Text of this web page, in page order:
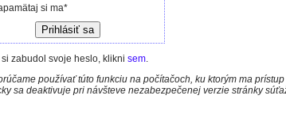
si ma*
si zabudol svoje heslo, klikni sem.
používať túto funkciu na počítačoch, ku ktorým ma
sa deaktivuje pri návšteve nezabezpečenej verzie stránky